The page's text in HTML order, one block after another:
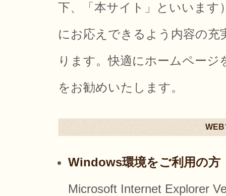
下、「本サイト」といいま
にお応えできるよう内容の
ります。快適にホームペー
をお勧めいたします。
WEB
Windows環境をご利用の方
Microsoft Internet Explorer